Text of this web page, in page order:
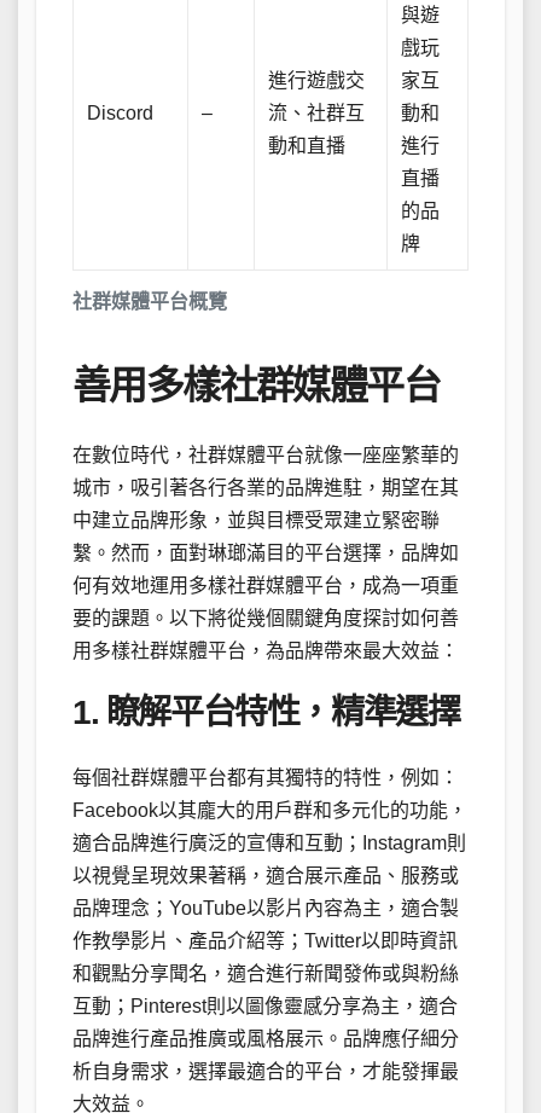
社群媒體平台概覽
Discord –
進行遊戲交
流、社群互
動和直播
與遊
戲玩
家互
動和
進行
直播
的品
牌
善用多樣社群媒體平台
在數位時代，社群媒體平台就像一座座繁華的
城市，吸引著各行各業的品牌進駐，期望在其
中建立品牌形象，並與目標受眾建立緊密聯
繫。然而，面對琳瑯滿目的平台選擇，品牌如
何有效地運用多樣社群媒體平台，成為一項重
要的課題。以下將從幾個關鍵角度探討如何善
用多樣社群媒體平台，為品牌帶來最大效益：
1. 瞭解平台特性，精準選擇
每個社群媒體平台都有其獨特的特性，例如：
Facebook以其龐大的用戶群和多元化的功能，
適合品牌進行廣泛的宣傳和互動；Instagram則
以視覺呈現效果著稱，適合展示產品、服務或
品牌理念；YouTube以影片內容為主，適合製
作教學影片、產品介紹等；Twitter以即時資訊
和觀點分享聞名，適合進行新聞發佈或與粉絲
互動；Pinterest則以圖像靈感分享為主，適合
品牌進行產品推廣或風格展示。品牌應仔細分
析自身需求，選擇最適合的平台，才能發揮最
大效益。